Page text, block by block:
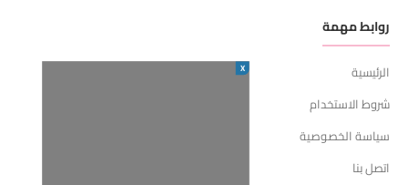
روابط مهمة
الرئيسية
شروط الاستخدام
سياسة الخصوصية
اتصل بنا
X